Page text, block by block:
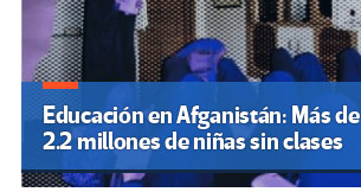
Educación en Afganistán: Más de
2.2 millones de niñas sin clases